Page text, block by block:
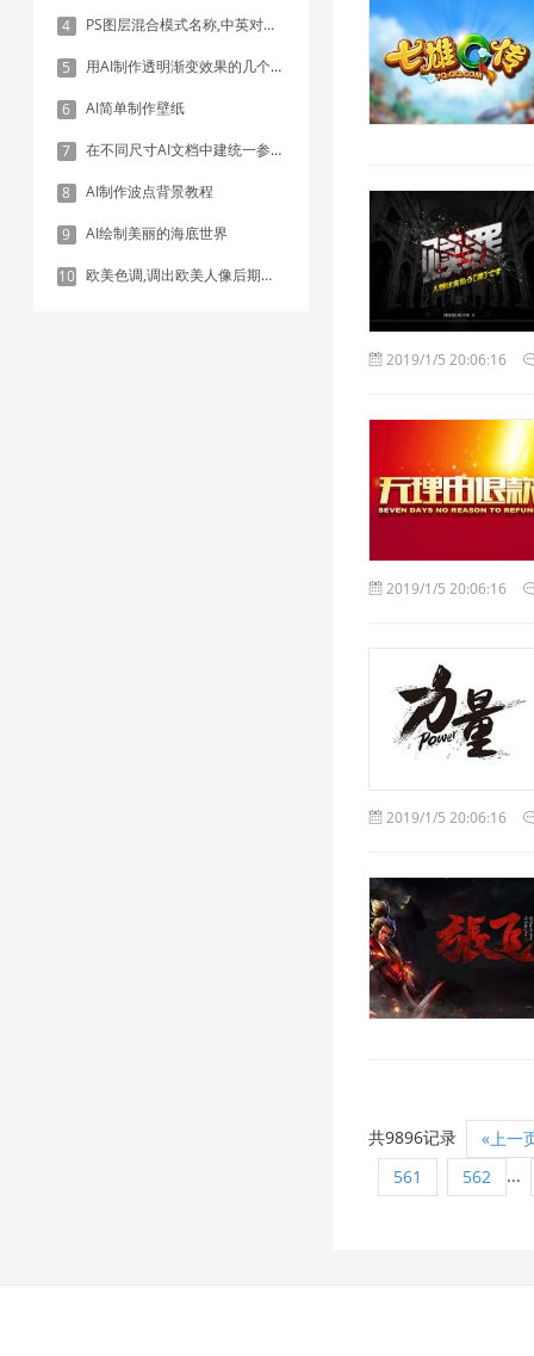
4 PS图层混合模式名称,中英对照表
5 用AI制作透明渐变效果的几个方法
6 AI简单制作壁纸
7 在不同尺寸AI文档中建统一参考线 - 方法1：对齐和分布
8 AI制作波点背景教程
9 AI绘制美丽的海底世界
10 欧美色调,调出欧美人像后期色调实例
2019/1/5 20:06:16
2019/1/5 20:06:16
2019/1/5 20:06:16
共9896记录
«上一
561
562 ...